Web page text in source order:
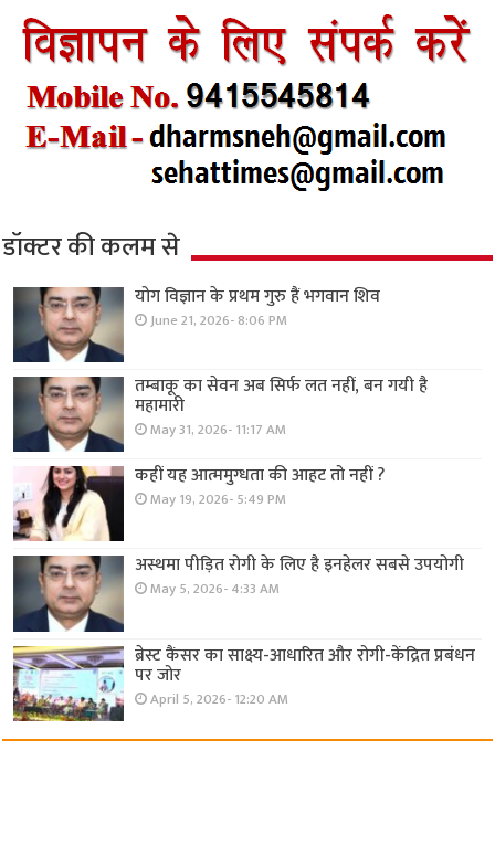
डॉक्टर की कलम से
योग विज्ञान के प्रथम गुरु हैं भगवान शिव
June 21, 2026- 8:06 PM
तम्बाकू का सेवन अब सिर्फ लत नहीं, बन गयी है
महामारी
May 31, 2026- 11:17 AM
कहीं यह आत्ममुग्धता की आहट तो नहीं ?
May 19, 2026- 5:49 PM
अस्थमा पीड़ित रोगी के लिए है इनहेलर सबसे उपयोगी
May 5, 2026- 4:33 AM
ब्रेस्ट कैंसर का साक्ष्य-आधारित और रोगी-केंद्रित प्रबंधन
पर जोर
April 5, 2026- 12:20 AM